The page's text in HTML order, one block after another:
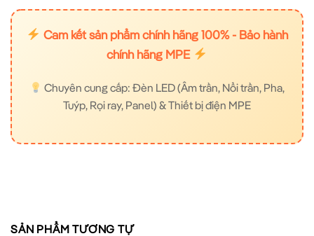
Cam kết sản phẩm chính hãng 100% - Bảo hành
chính hãng MPE
Chuyên cung cấp: Đèn LED (Âm trần, Nổi trần, Pha,
Tuýp, Rọi ray, Panel) & Thiết bị điện MPE
SẢN PHẨM TƯƠNG TỰ